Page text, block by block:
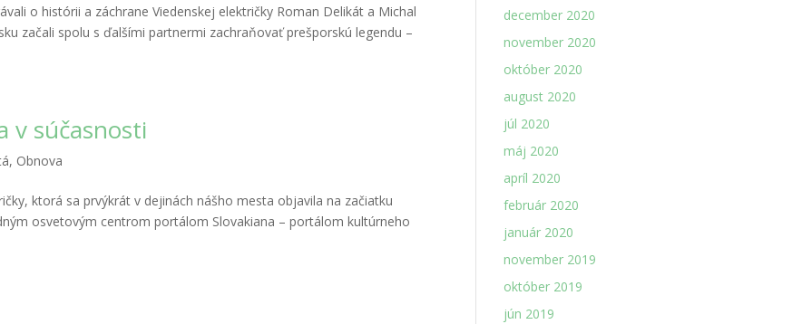
o histórii a záchrane Viedenskej električky Roman Delikát a Michal
začali spolu s ďalšími partnermi zachraňovať prešporskú legendu –
v súčasnosti
, Obnova
ktorá sa prvýkrát v dejinách nášho mesta objavila na začiatku
osvetovým centrom portálom Slovakiana – portálom kultúrneho
december 2020
november 2020
október 2020
august 2020
júl 2020
máj 2020
apríl 2020
február 2020
január 2020
november 2019
október 2019
jún 2019